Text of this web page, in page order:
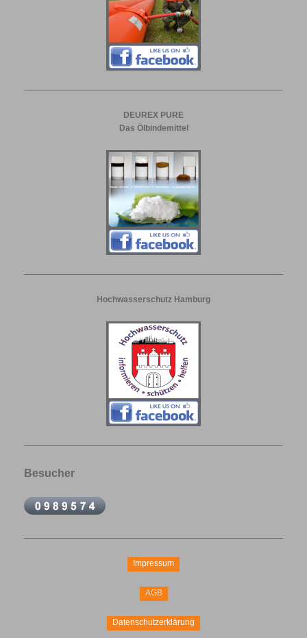
DEUREX PURE
Das Ölbindemittel
Hochwasserschutz Hamburg
Besucher
Impressum
AGB
Datenschutzerklärung